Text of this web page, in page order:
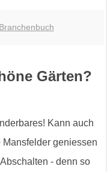
Branchenbuch
Gärten?
Kann auch
geniessen
- denn so